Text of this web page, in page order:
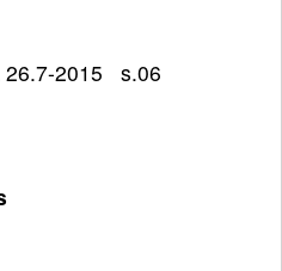
26.7-2015 s.06